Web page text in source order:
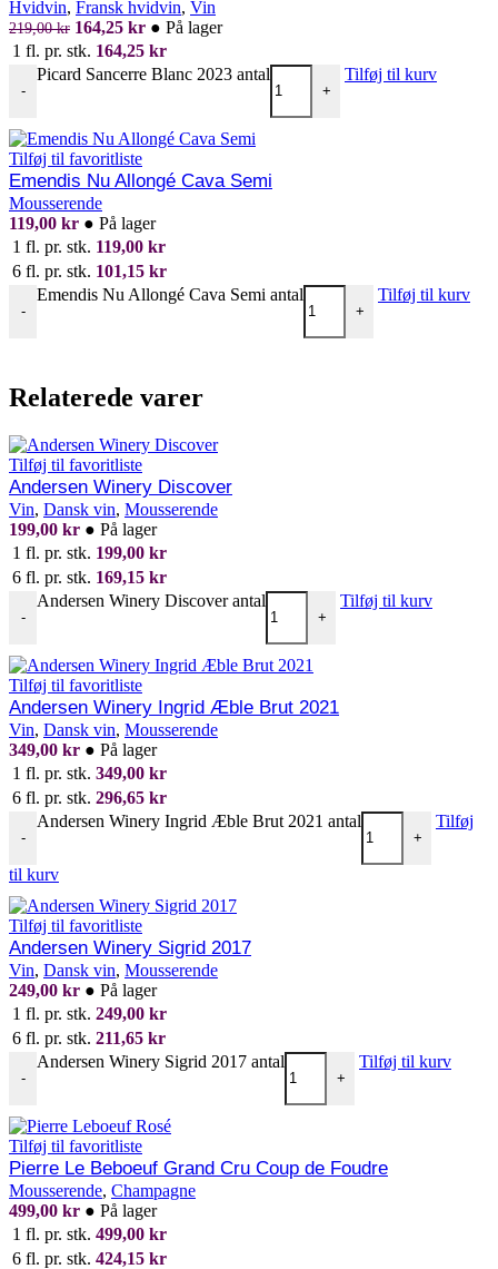
Hvidvin, Fransk hvidvin, Vin
219,00kr 164,25 kr ● På lager
1 fl. pr. stk. 164,25 kr
-
Picard Sancerre Blanc 2023 antal
+
Tilføj til kurv
Tilføj til favoritliste
Emendis Nu Allongé Cava Semi
Mousserende
119,00 kr ● På lager
1 fl. pr. stk. 119,00 kr
6 fl. pr. stk. 101,15 kr
-
Emendis Nu Allongé Cava Semi antal
+
Tilføj til kurv
Relaterede varer
Tilføj til favoritliste
Andersen Winery Discover
Vin, Dansk vin, Mousserende
199,00 kr ● På lager
1 fl. pr. stk. 199,00 kr
6 fl. pr. stk. 169,15 kr
-
Andersen Winery Discover antal
+
Tilføj til kurv
Tilføj til favoritliste
Andersen Winery Ingrid Æble Brut 2021
Vin, Dansk vin, Mousserende
349,00 kr ● På lager
1 fl. pr. stk. 349,00 kr
6 fl. pr. stk. 296,65 kr
-
Andersen Winery Ingrid Æble Brut 2021 antal
+
Tilføj
til kurv
Tilføj til favoritliste
Andersen Winery Sigrid 2017
Vin, Dansk vin, Mousserende
249,00 kr ● På lager
1 fl. pr. stk. 249,00 kr
6 fl. pr. stk. 211,65 kr
-
Andersen Winery Sigrid 2017 antal
+
Tilføj til kurv
Tilføj til favoritliste
Pierre Le Beboeuf Grand Cru Coup de Foudre
Mousserende, Champagne
499,00 kr ● På lager
1 fl. pr. stk. 499,00 kr
6 fl. pr. stk. 424,15 kr